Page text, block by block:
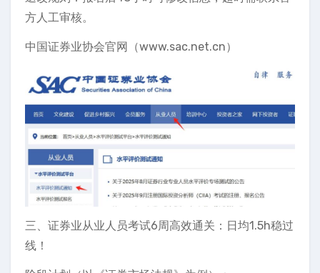
方人工审核。
中国证券业协会官网（www.sac.net.cn）
三、证券业从业人员考试6周高效通关：日均1.5h稳过
线！